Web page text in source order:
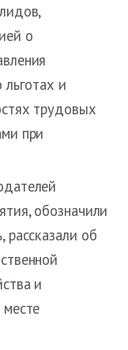
о
и
трудовых
при
обозначили
рассказали об
и